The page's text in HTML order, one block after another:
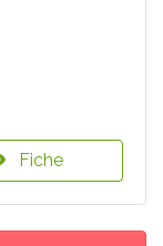
Fiche